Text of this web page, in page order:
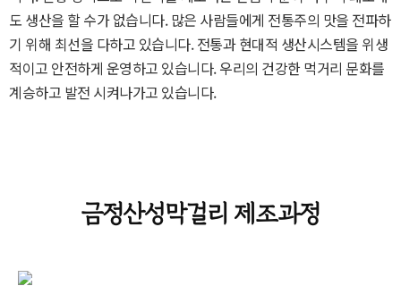
도 생산을 할 수가 없습니다. 많은 사람들에게 전통주의 맛을 전파하
기 위해 최선을 다하고 있습니다. 전통과 현대적 생산시스템을 위생
적이고 안전하게 운영하고 있습니다. 우리의 건강한 먹거리 문화를
계승하고 발전 시켜나가고 있습니다.
금정산성막걸리 제조과정